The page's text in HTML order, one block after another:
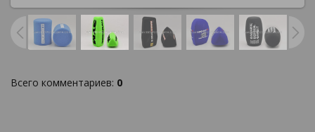
Всего комментариев: 0